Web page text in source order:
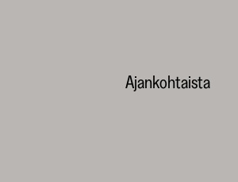
Ajankohtaista